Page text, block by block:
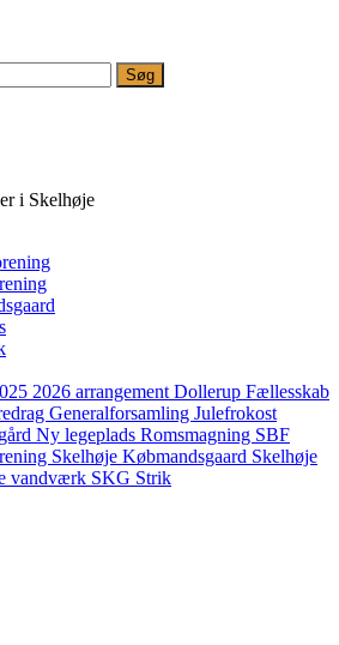
i Skelhøje
2026 arrangement Dollerup Fællesskab
Generalforsamling Julefrokost
Ny legeplads Romsmagning SBF
Skelhøje Købmandsgaard Skelhøje
vandværk SKG Strik